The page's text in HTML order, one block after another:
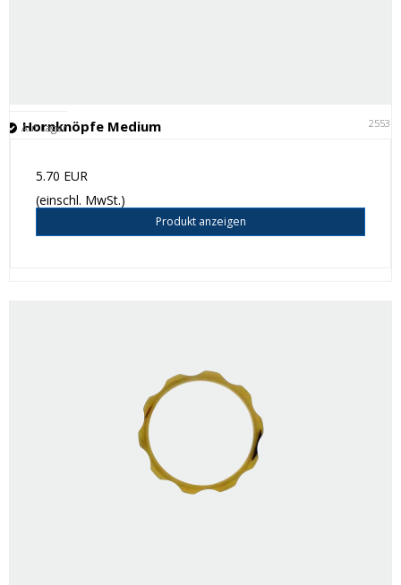
Hornknöpfe Medium 25531
Auf Lager
5.70 EUR
(einschl. MwSt.)
Produkt anzeigen